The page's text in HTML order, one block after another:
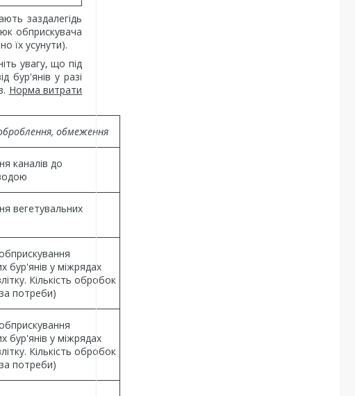
заздалегідь
обприскувача
їх усунути).
увагу, що під
бур'янів у разі
Норма витрати
обмеження
каналів до
вегетувальних
бур'янів у міжрядах
Кількість обробок
потреби)
бур'янів у міжрядах
Кількість обробок
потреби)